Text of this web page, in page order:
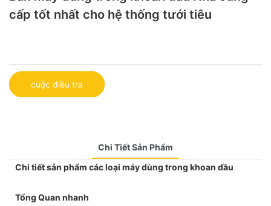
cấp tốt nhất cho hệ thống tưới tiêu
cuộc điều tra
Chi Tiết Sản Phẩm
Chi tiết sản phẩm các loại máy dùng trong khoan dầu
Tổng Quan nhanh